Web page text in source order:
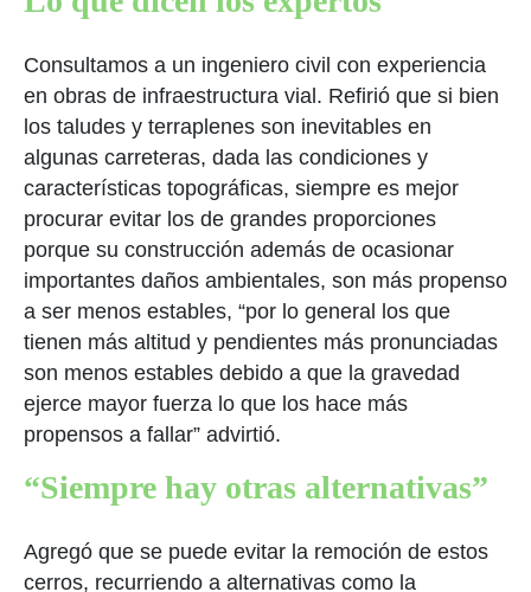
Consultamos a un ingeniero civil con experiencia
en obras de infraestructura vial. Refirió que si bien
los taludes y terraplenes son inevitables en
algunas carreteras, dada las condiciones y
características topográficas, siempre es mejor
procurar evitar los de grandes proporciones
porque su construcción además de ocasionar
importantes daños ambientales, son más propenso
a ser menos estables, “por lo general los que
tienen más altitud y pendientes más pronunciadas
son menos estables debido a que la gravedad
ejerce mayor fuerza lo que los hace más
propensos a fallar” advirtió.
“Siempre hay otras alternativas”
Agregó que se puede evitar la remoción de estos
cerros, recurriendo a alternativas como la